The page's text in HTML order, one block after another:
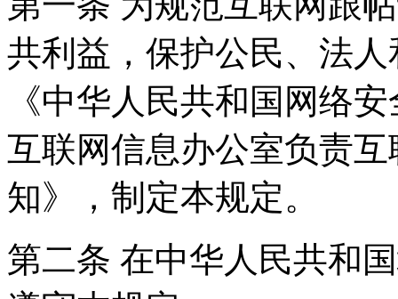
共利益，保护公民、法
《中华人民共和国网络
互联网信息办公室负责
知》，制定本规定。
第二条 在中华人民共和